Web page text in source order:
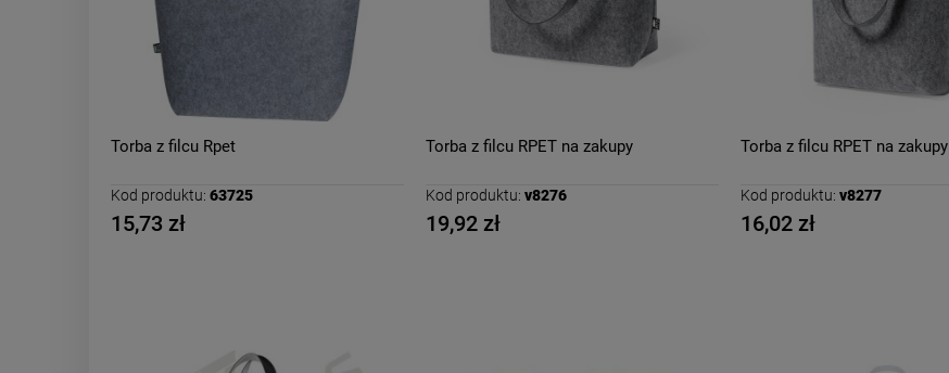
Torba z filcu Rpet
Kod produktu: 63725
15,73 zł
Torba z filcu RPET na zakupy
Kod produktu: v8276
19,92 zł
Torba z filcu RPET na zakupy
Kod produktu: v8277
16,02 zł